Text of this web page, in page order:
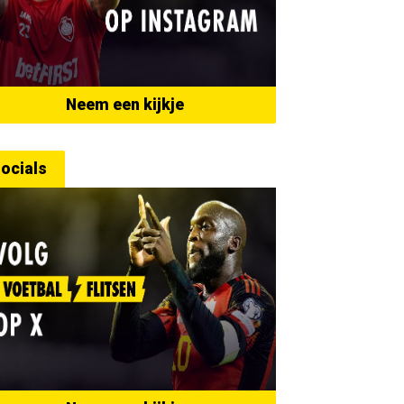
Neem een kijkje